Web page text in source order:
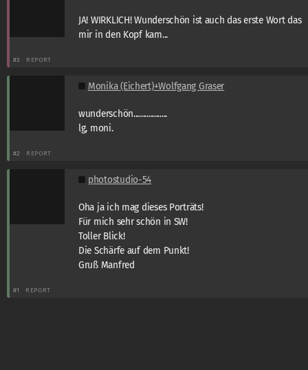
JA! WIRKLICH! Wunderschön ist auch das erste Wort das
mir in den Kopf kam...
#3 REPORT
Monika (Eichert)+Wolfgang Graser
wunderschön..................
lg, moni.
#2 REPORT
photostudio-54
Oha ja ich mag dieses Porträts!
Für mich sehr schön in SW!
Toller Blick!
Die Schärfe auf dem Punkt!
Gruß Manfred
#1 REPORT